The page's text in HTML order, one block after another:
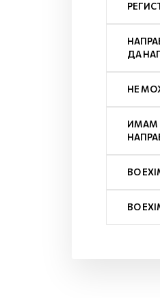
ДА
НЕ
ИМАМ
ВО
ВО